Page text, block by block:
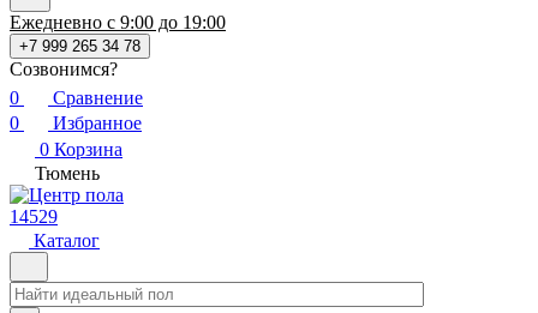
Ежедневно с 9:00 до 19:00
+7 999 265 34 78
Созвонимся?
0
Сравнение
0
Избранное
0 Корзина
Тюмень
14529
Каталог